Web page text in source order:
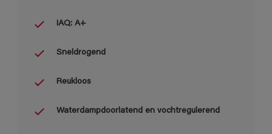
IAQ: A+
Sneldrogend
Reukloos
Waterdampdoorlatend en vochtregulerend